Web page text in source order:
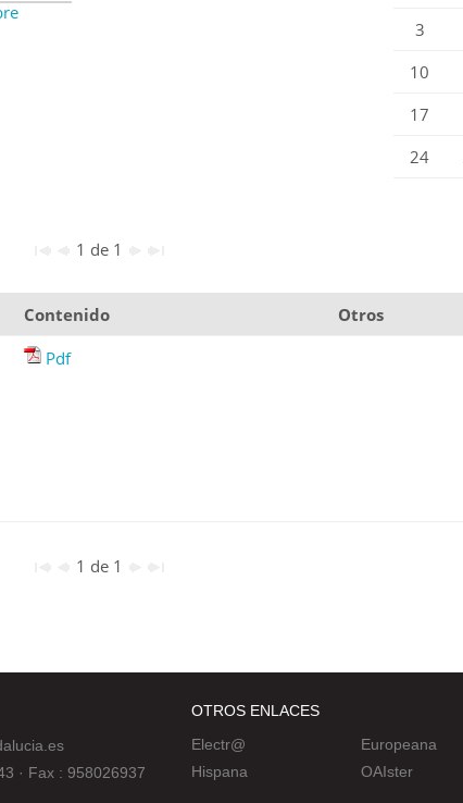
3
10
17
24
1 de 1
Contenido Otros
Pdf
1 de 1
· Fax : 958026937
OTROS ENLACES
Electr@
Hispana
Europeana
OAIster